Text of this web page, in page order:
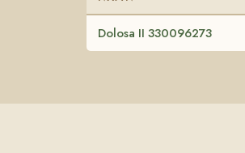
Dolosa II 330096273